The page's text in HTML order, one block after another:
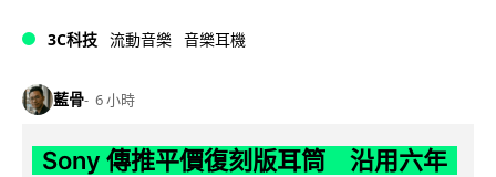
3C科技 流動音樂 音樂耳機
藍骨 6 小時
Sony 傳推平價復刻版耳筒 沿用六年